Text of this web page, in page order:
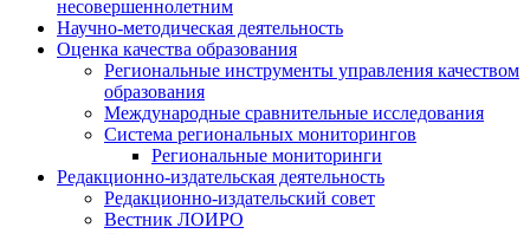
несовершеннолетним
Научно-методическая деятельность
Оценка качества образования
Региональные инструменты управления качеством
образования
Международные сравнительные исследования
Система региональных мониторингов
Региональные мониторинги
Редакционно-издательская деятельность
Редакционно-издательский совет
Вестник ЛОИРО